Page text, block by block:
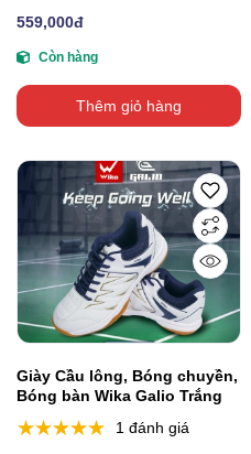
559,000đ
Còn hàng
Thêm giỏ hàng
Giày Cầu lông, Bóng chuyền,
Bóng bàn Wika Galio Trắng
1 đánh giá